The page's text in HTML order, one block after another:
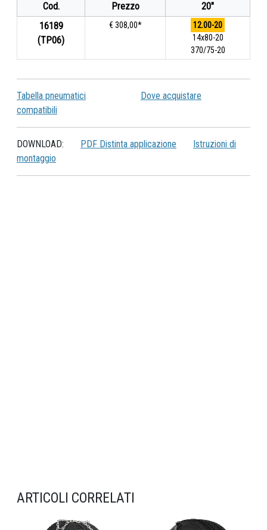
Cod. Prezzo
20"
16189
(TP06)
€ 308,00*
12.00-20
14x80-20
370/75-20
Tabella pneumatici
compatibili
Dove acquistare
DOWNLOAD: PDF Distinta applicazione
Istruzioni di
montaggio
ARTICOLI CORRELATI